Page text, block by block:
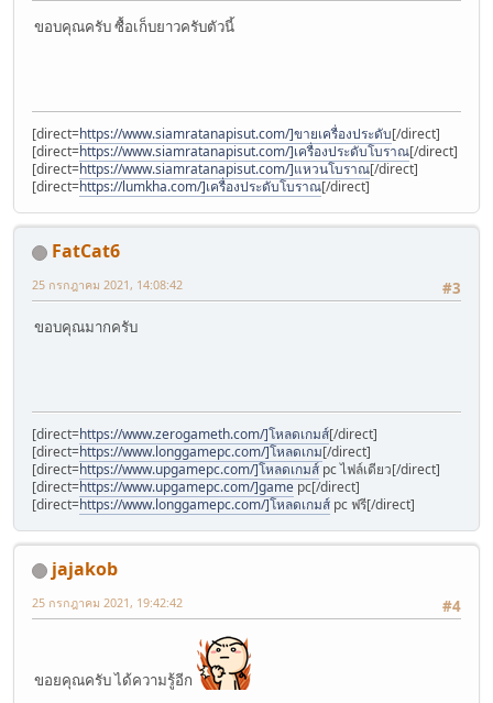
ขอบคุณครับ ซื้อเก็บยาวครับตัวนี้
[direct=https://www.siamratanapisut.com/]ขายเครื่องประดับ[/direct]
[direct=https://www.siamratanapisut.com/]เครื่องประดับโบราณ[/direct]
[direct=https://www.siamratanapisut.com/]แหวนโบราณ[/direct]
[direct=https://lumkha.com/]เครื่องประดับโบราณ[/direct]
FatCat6
#3
25 กรกฎาคม 2021, 14:08:42
ขอบคุณมากครับ
[direct=https://www.zerogameth.com/]โหลดเกมส์[/direct]
[direct=https://www.longgamepc.com/]โหลดเกม[/direct]
[direct=https://www.upgamepc.com/]โหลดเกมส์ pc ไฟล์เดียว[/direct]
[direct=https://www.upgamepc.com/]game pc[/direct]
[direct=https://www.longgamepc.com/]โหลดเกมส์ pc ฟรี[/direct]
jajakob
#4
25 กรกฎาคม 2021, 19:42:42
ขอยคุณครับ ได้ความรู้อีก